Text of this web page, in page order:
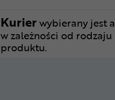
Kurierwybierany jest
w zależności od
produktu.